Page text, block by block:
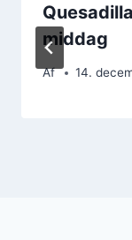
middag
Af 14.